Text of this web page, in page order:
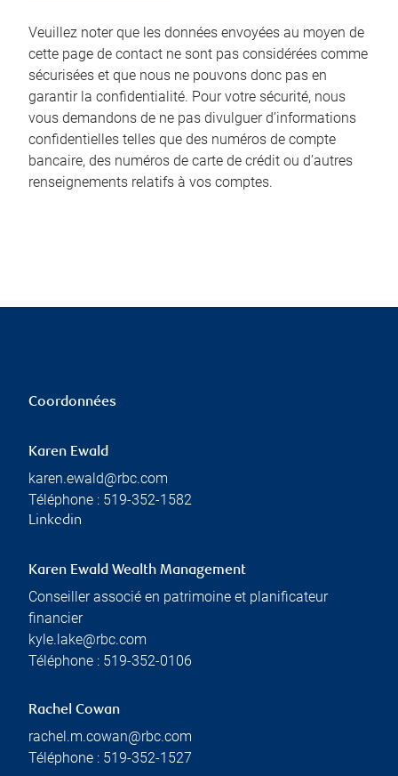
Veuillez noter que les données envoyées au moyen de
cette page de contact ne sont pas considérées comme
sécurisées et que nous ne pouvons donc pas en
garantir la confidentialité. Pour votre sécurité, nous
vous demandons de ne pas divulguer d’informations
confidentielles telles que des numéros de compte
bancaire, des numéros de carte de crédit ou d’autres
renseignements relatifs à vos comptes.
Coordonnées
Karen Ewald
karen.ewald@rbc.com
Téléphone : 519-352-1582
Linkedin
Karen Ewald Wealth Management
Conseiller associé en patrimoine et planificateur
financier
kyle.lake@rbc.com
Téléphone : 519-352-0106
Rachel Cowan
rachel.m.cowan@rbc.com
Téléphone : 519-352-1527